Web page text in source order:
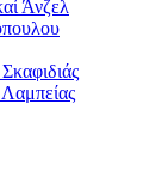
Άνζελ